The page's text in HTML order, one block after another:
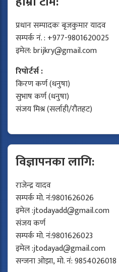
प्रधान सम्पादकः बृजकुमार यादव
सम्पर्क नं. : +977-9801620025
इमेल:brijkry@gmail.com
रिपोर्टर्स :
किरण कर्ण (धनुषा)
सुभाष कर्ण (धनुषा)
संजय मिश्र (सर्लाही/रौतहट)
विज्ञापनका लागि:
राजेन्द्र यादव
सम्पर्क मो. नं:9801626026
इमेल :jtodayadd@gmail.com
संजय कर्ण
सम्पर्क मो. नं:9801626023
इमेल :jtodayad@gmail.com
सन्जना ओझा, मो. नं: 9854026018